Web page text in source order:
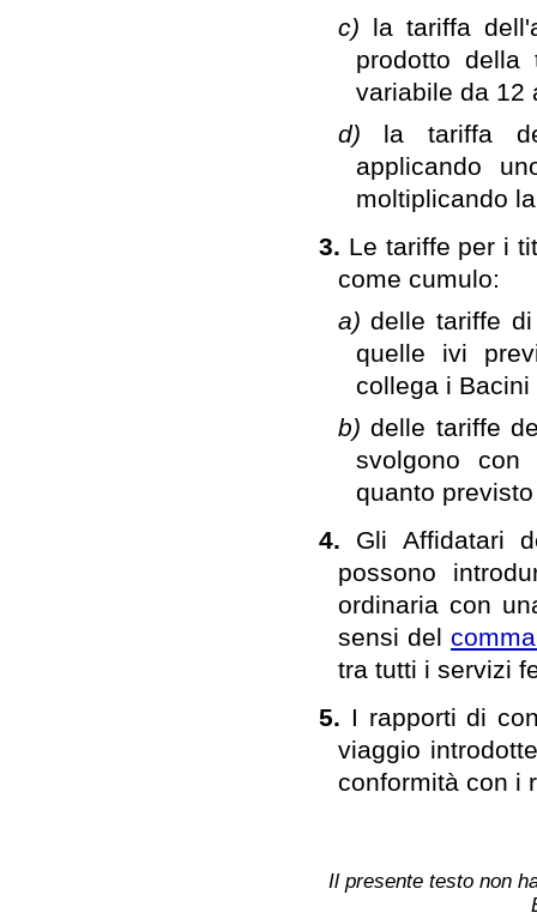
c) la tariffa
prodotto della
variabile da 12
d) la tariffa
applicando
moltiplicando
3. Le tariffe per i
come cumulo:
a)delle tariffe
quelle ivi
collega i
b)delle tariffe
svolgono con
quanto
4. Gli Affidatari
possono
ordinaria con
sensi del
tra tutti i servizi
5. I rapporti di
viaggio
conformità con i
Il presente testo non